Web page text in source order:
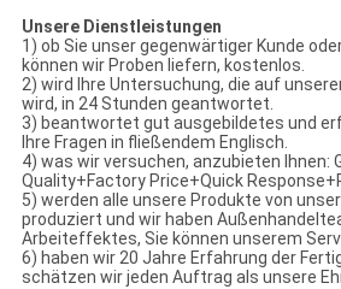
Unsere Dienstleistungen
1) ob Sie unser gegenwärtiger Kunde
können wir Proben liefern, kostenlos.
2) wird Ihre Untersuchung, die auf
wird, in 24 Stunden geantwortet.
3) beantwortet gut ausgebildetes und
Ihre Fragen in fließendem Englisch.
4) was wir versuchen, anzubieten Ihnen:
Quality+Factory Price+Quick
5) werden alle unsere Produkte von
produziert und wir haben
Arbeiteffektes, Sie können unserem
6) haben wir 20 Jahre Erfahrung der
schätzen wir jeden Auftrag als unsere